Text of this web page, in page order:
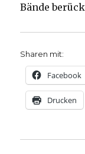
Bände
Sharen mit:
Facebook
Drucken